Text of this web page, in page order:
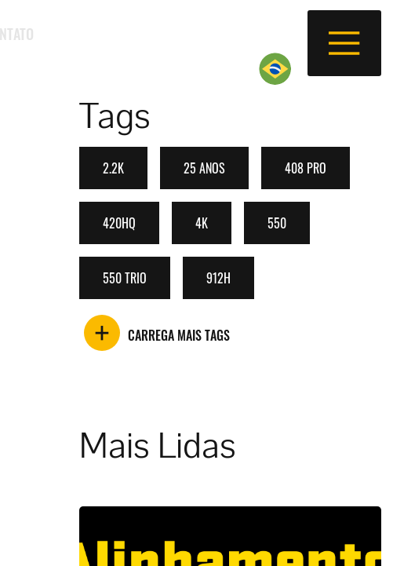
Tags
2.2K 25 ANOS 408 PRO
420HQ 4K 550
550 TRIO 912H
CARREGA MAIS TAGS
Mais Lidas